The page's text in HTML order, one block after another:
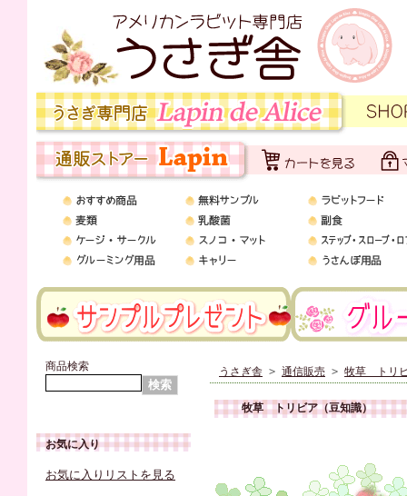
商品検索
お気に入り
お気に入りリストを見る
うさぎ舎 > 通信販売 > 牧草 トリ
牧草 トリビア（豆知識）